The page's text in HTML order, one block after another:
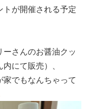
トが開催される予定
さんのお醤油クッ
にて販売）、
家でもなんちゃって